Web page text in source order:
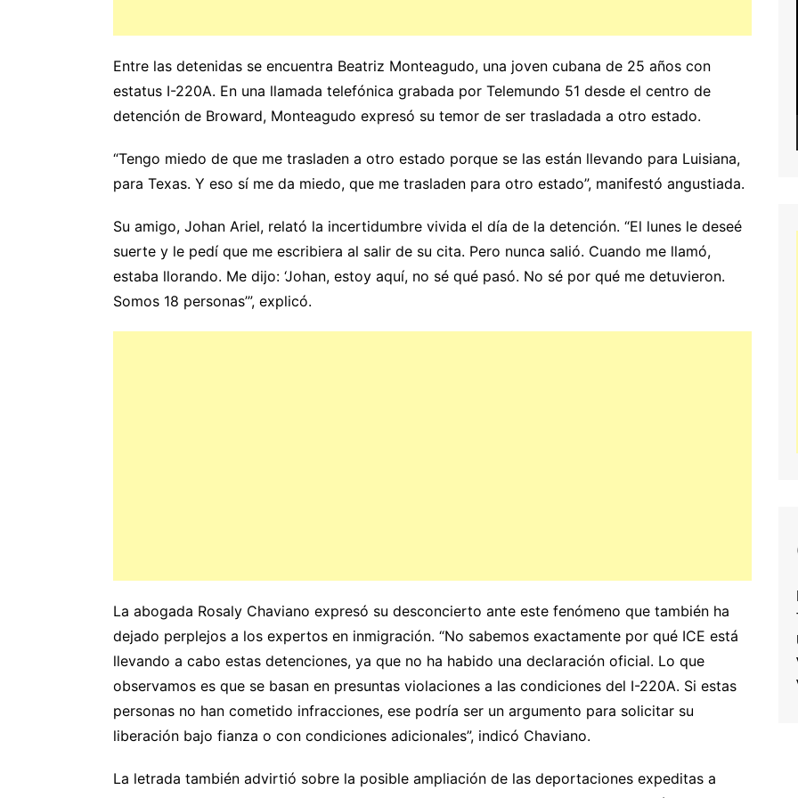
Entre las detenidas se encuentra Beatriz Monteagudo, una joven cubana de 25 años con
estatus I-220A. En una llamada telefónica grabada por Telemundo 51 desde el centro de
detención de Broward, Monteagudo expresó su temor de ser trasladada a otro estado.
“Tengo miedo de que me trasladen a otro estado porque se las están llevando para Luisiana,
para Texas. Y eso sí me da miedo, que me trasladen para otro estado”, manifestó angustiada.
Su amigo, Johan Ariel, relató la incertidumbre vivida el día de la detención. “El lunes le deseé
suerte y le pedí que me escribiera al salir de su cita. Pero nunca salió. Cuando me llamó,
estaba llorando. Me dijo: ‘Johan, estoy aquí, no sé qué pasó. No sé por qué me detuvieron.
Somos 18 personas’”, explicó.
La abogada Rosaly Chaviano expresó su desconcierto ante este fenómeno que también ha
dejado perplejos a los expertos en inmigración. “No sabemos exactamente por qué ICE está
llevando a cabo estas detenciones, ya que no ha habido una declaración oficial. Lo que
observamos es que se basan en presuntas violaciones a las condiciones del I-220A. Si estas
personas no han cometido infracciones, ese podría ser un argumento para solicitar su
liberación bajo fianza o con condiciones adicionales”, indicó Chaviano.
La letrada también advirtió sobre la posible ampliación de las deportaciones expeditas a